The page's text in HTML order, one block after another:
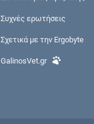
Συχνές ερωτήσεις
Σχετικά με την Ergobyte
GalinosVet.gr